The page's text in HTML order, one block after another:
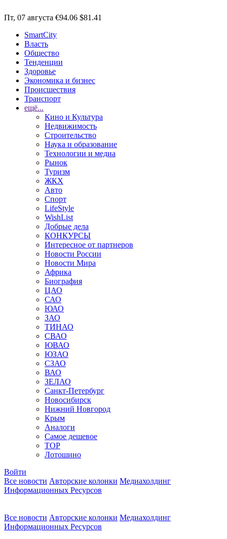
Пт, 07 августа €94.06 $81.41
SmartCity
Власть
Общество
Тенденции
Здоровье
Экономика и бизнес
Происшествия
Транспорт
ещё...
Кино и Культура
Недвижимость
Строительство
Наука и образование
Технологии и медиа
Рынок
Туризм
ЖКХ
Авто
Спорт
LifeStyle
WishList
Добрые дела
КОНКУРСЫ
Интересное от партнеров
Новости России
Новости Мира
Африка
Биография
ЦАО
САО
ЮАО
ЗАО
ТИНАО
СВАО
ЮВАО
ЮЗАО
СЗАО
ВАО
ЗЕЛАО
Санкт-Петербург
Новосибирск
Нижний Новгород
Крым
Аналоги
Самое дешевое
TOP
Лотошино
Войти
Все новости Авторские колонки Медиахолдинг
Информационных Ресурсов
Все новости Авторские колонки Медиахолдинг
Информационных Ресурсов